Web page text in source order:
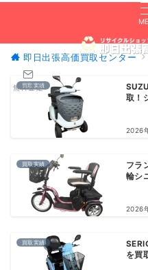
無料査定
即日出張高価買取センター
買取実績
取！
2026
買取実績
フラ
輪シ
2026
買取実績
を買